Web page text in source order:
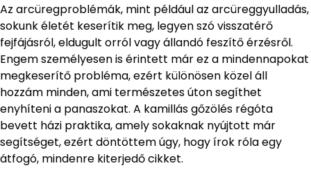
Az arcüregproblémák, mint például az arcüreggyulladás,
sokunk életét keserítik meg, legyen szó visszatérő
fejfájásról, eldugult orról vagy állandó feszítő érzésről.
Engem személyesen is érintett már ez a mindennapokat
megkeserítő probléma, ezért különösen közel áll
hozzám minden, ami természetes úton segíthet
enyhíteni a panaszokat. A kamillás gőzölés régóta
bevett házi praktika, amely sokaknak nyújtott már
segítséget, ezért döntöttem úgy, hogy írok róla egy
átfogó, mindenre kiterjedő cikket.